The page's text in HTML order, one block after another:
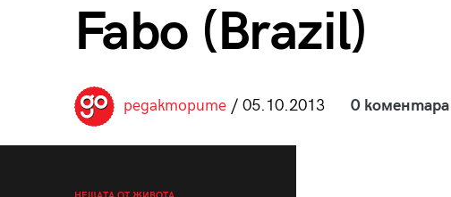
Fabo (Brazil)
редакторите/ 05.10.2013 0 коментара